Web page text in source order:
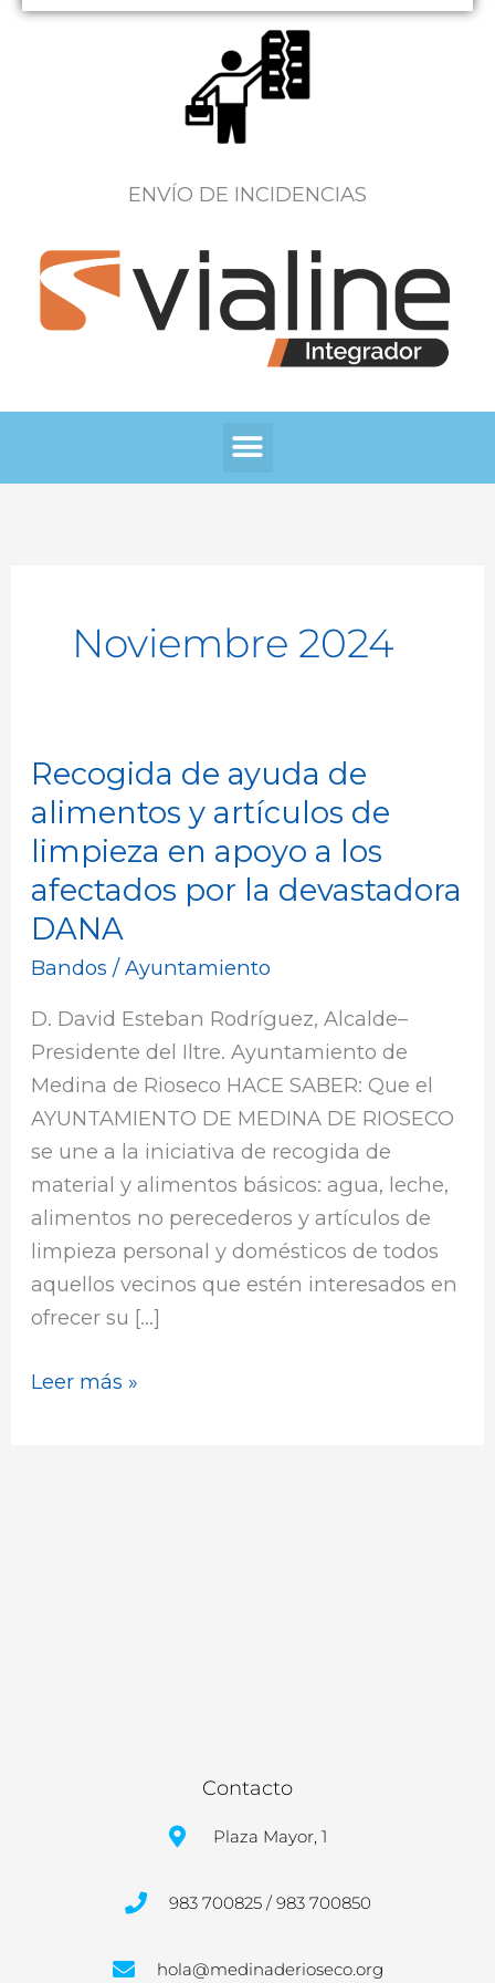
ENVÍO DE INCIDENCIAS
Menú
Noviembre 2024
Recogida de ayuda de
alimentos y artículos de
limpieza en apoyo a los
afectados por la devastadora
DANA
Bandos /Ayuntamiento
D. David Esteban Rodríguez, Alcalde–
Presidente del Iltre. Ayuntamiento de
Medina de Rioseco HACE SABER: Que el
AYUNTAMIENTO DE MEDINA DE RIOSECO
se une a la iniciativa de recogida de
material y alimentos básicos: agua, leche,
alimentos no perecederos y artículos de
limpieza personal y domésticos de todos
aquellos vecinos que estén interesados en
ofrecer su […]
Recogida
de
ayuda
de
alimentos
y
artículos
afectados
devastadora
Leer más »
Contacto
Plaza Mayor, 1
983 700825 / 983 700850
hola@medinaderioseco.org